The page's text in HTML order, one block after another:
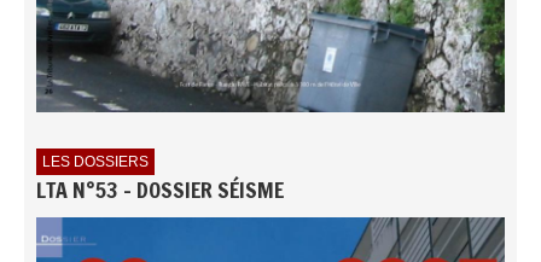
LES DOSSIERS
LTA N°53 - DOSSIER SÉISME